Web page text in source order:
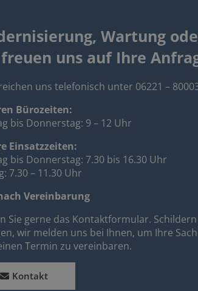
Wartung
uns auf Ihre
uns telefonisch unter 06221 –
Bürozeiten:
bis Donnerstag: 9 – 12 Uhr
Einsatzzeiten:
bis Donnerstag: 7.30 bis 16.30 Uhr
7.30 – 11.30 Uhr
Vereinbarung
Sie gerne das Kontaktformular.
wir melden uns bei Ihnen, um Ihre
Termin zu vereinbaren.
Kontakt